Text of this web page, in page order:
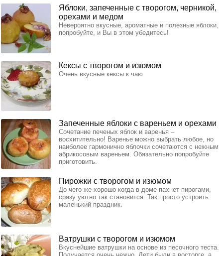
Яблоки, запеченные с творогом, черникой,
орехами и медом
Невероятно вкусные, ароматные и полезные яблоки,
попробуйте, и Вы в этом убедитесь!
Кексы с творогом и изюмом
Очень вкусные кексы к чаю
Запеченные яблоки с вареньем и орехами
Сочетание печеных яблок и варенья –
восхитительно! Варенье можно выбрать любое, но
наиболее гармонично яблочки сочетаются с нежным
абрикосовым вареньем. Обязательно попробуйте
приготовить.
Пирожки с творогом и изюмом
До чего же хорошо когда в доме пахнет пирогами,
сразу уютно так становится. Так просто устроить
маленький праздник.
Ватрушки с творогом и изюмом
Вкуснейшие ватрушки на основе из песочного теста.